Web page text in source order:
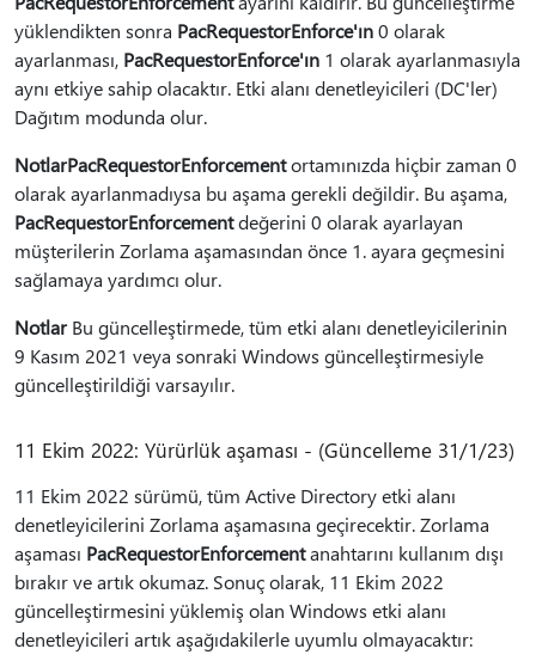
yüklendikten sonra PacRequestorEnforce'ın0 olarak
ayarlanması, PacRequestorEnforce'ın 1 olarak ayarlanmasıyla
aynı etkiye sahip olacaktır. Etki alanı denetleyicileri (DC'ler)
Dağıtım modunda olur.
NotlarPacRequestorEnforcementortamınızda hiçbir zaman 0
olarak ayarlanmadıysa bu aşama gerekli değildir. Bu aşama,
PacRequestorEnforcementdeğerini 0 olarak ayarlayan
müşterilerin Zorlama aşamasından önce 1. ayara geçmesini
sağlamaya yardımcı olur.
NotlarBu güncelleştirmede, tüm etki alanı denetleyicilerinin
9 Kasım 2021 veya sonraki Windows güncelleştirmesiyle
güncelleştirildiği varsayılır.
11 Ekim 2022: Yürürlük aşaması - (Güncelleme 31/1/23)
11 Ekim 2022 sürümü, tüm Active Directory etki alanı
denetleyicilerini Zorlama aşamasına geçirecektir. Zorlama
aşaması PacRequestorEnforcementanahtarını kullanım dışı
bırakır ve artık okumaz. Sonuç olarak, 11 Ekim 2022
güncelleştirmesini yüklemiş olan Windows etki alanı
denetleyicileri artık aşağıdakilerle uyumlu olmayacaktır: